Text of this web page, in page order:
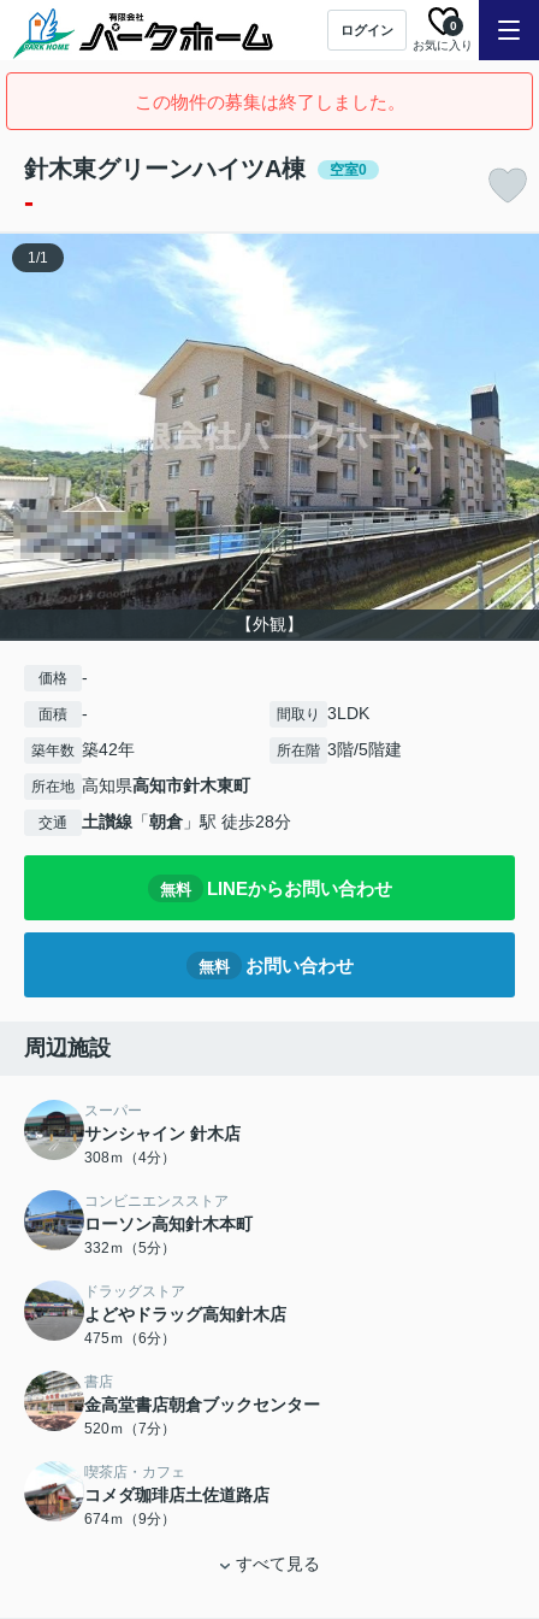
ログイン
お気に入り
0
この物件の募集は終了しました。
針木東グリーンハイツA棟 空室0
-
【外観】
1/1
価格 -
面積 - 間取り 3LDK
築年数 築42年 所在階 3階/5階建
所在地 高知県高知市針木東町
交通 土讃線 「朝倉 」駅 徒歩28分
無料 LINEからお問い合わせ
無料 お問い合わせ
周辺施設
スーパー
サンシャイン 針木店
308ｍ（4分）
コンビニエンスストア
ローソン高知針木本町
332ｍ（5分）
ドラッグストア
よどやドラッグ高知針木店
475ｍ（6分）
書店
金高堂書店朝倉ブックセンター
520ｍ（7分）
喫茶店・カフェ
コメダ珈琲店土佐道路店
674ｍ（9分）
すべて見る